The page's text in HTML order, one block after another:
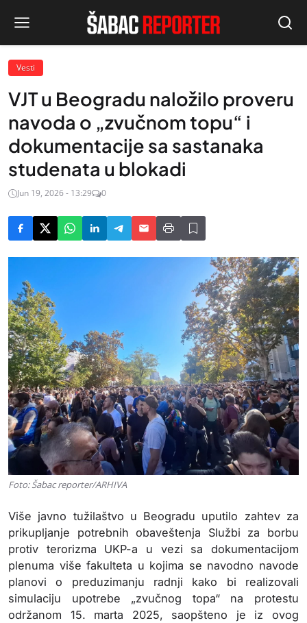
Vesti
VJT u Beogradu naložilo proveru
navoda o „zvučnom topu“ i
dokumentacije sa sastanaka
studenata u blokadi
Jun 19, 2026 - 13:29 0
Foto: Šabac reporter/ARHIVA
Više javno tužilaštvo u Beogradu uputilo zahtev za
prikupljanje potrebnih obaveštenja Službi za borbu
protiv terorizma UKP-a u vezi sa dokumentacijom
plenuma više fakulteta u kojima se navodno navode
planovi o preduzimanju radnji kako bi realizovali
simulaciju upotrebe „zvučnog topa“ na protestu
održanom 15. marta 2025, saopšteno je iz ovog